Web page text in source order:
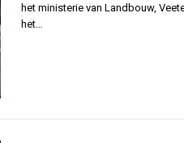
het ministerie van Landbouw,
het…